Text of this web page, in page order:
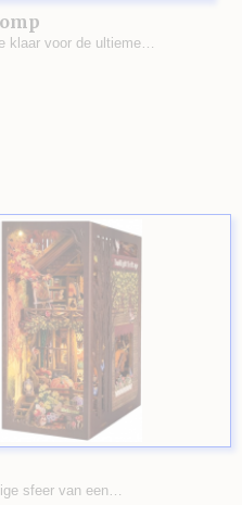
klaar voor de ultieme…
sfeer van een…